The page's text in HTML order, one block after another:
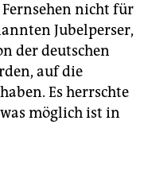
Fernsehen nicht für
Jubelperser,
der deutschen
auf die
Es herrschte
möglich ist in